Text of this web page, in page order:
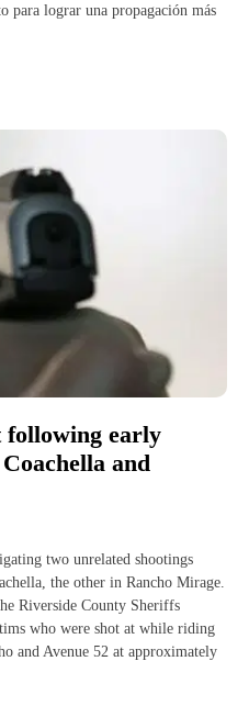
para lograr una propagación más
following early
and
two unrelated shootings
the other in Rancho Mirage.
Riverside County Sheriffs
who were shot at while riding
and Avenue 52 at approximately